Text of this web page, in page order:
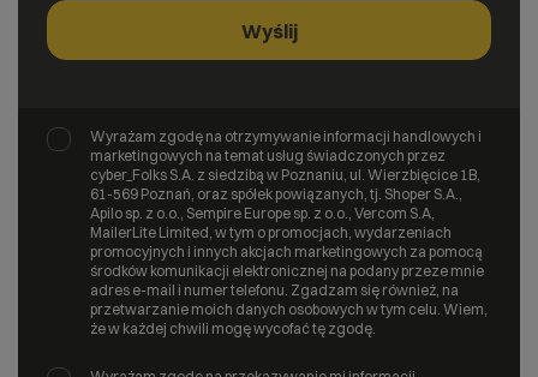
Wyrażam zgodę na otrzymywanie informacji handlowych i
marketingowych na temat usług świadczonych przez
cyber_Folks S.A. z siedzibą w Poznaniu, ul. Wierzbięcice 1B,
61-569 Poznań, oraz spółek powiązanych, tj. Shoper S.A.,
Apilo sp. z o.o., Sempire Europe sp. z o.o., Vercom S.A,
MailerLite Limited, w tym o promocjach, wydarzeniach
promocyjnych i innych akcjach marketingowych za pomocą
środków komunikacji elektronicznej na podany przeze mnie
adres e-mail i numer telefonu. Zgadzam się również, na
przetwarzanie moich danych osobowych w tym celu. Wiem,
że w każdej chwili mogę wycofać tę zgodę.